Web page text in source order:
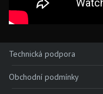
Technická podpora
Obchodní podmínky